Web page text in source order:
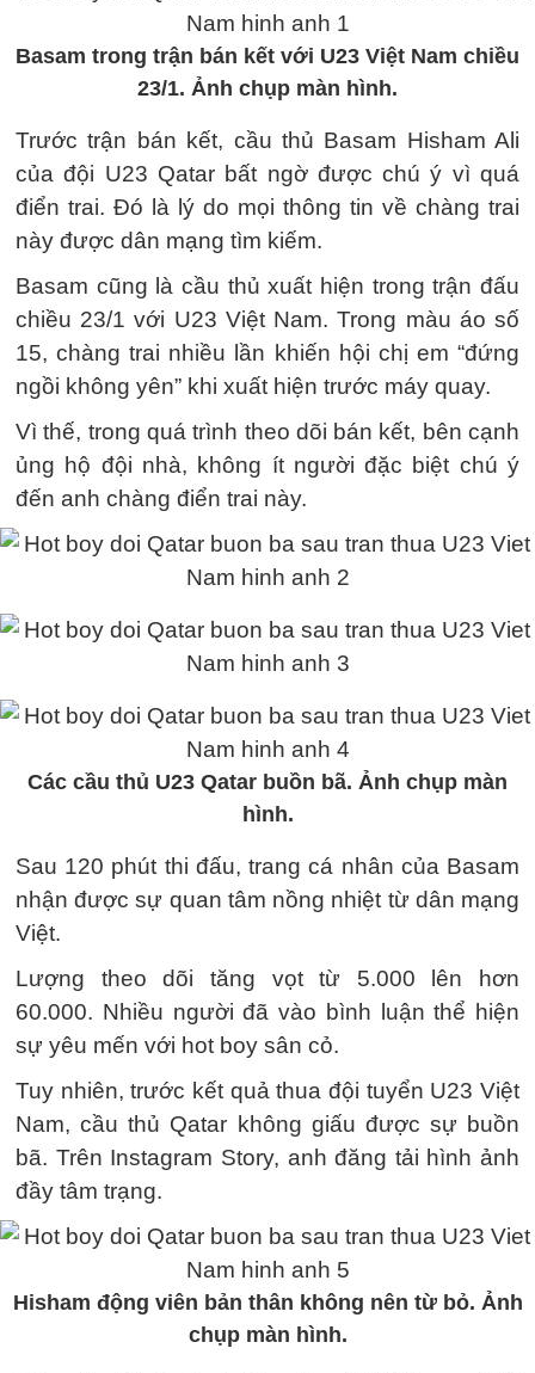
Basam trong trận bán kết với U23 Việt Nam chiều
23/1. Ảnh chụp màn hình.
Trước trận bán kết, cầu thủ Basam Hisham Ali
của đội U23 Qatar bất ngờ được chú ý vì quá
điển trai. Đó là lý do mọi thông tin về chàng trai
này được dân mạng tìm kiếm.
Basam cũng là cầu thủ xuất hiện trong trận đấu
chiều 23/1 với U23 Việt Nam. Trong màu áo số
15, chàng trai nhiều lần khiến hội chị em “đứng
ngồi không yên” khi xuất hiện trước máy quay.
Vì thế, trong quá trình theo dõi bán kết, bên cạnh
ủng hộ đội nhà, không ít người đặc biệt chú ý
đến anh chàng điển trai này.
Các cầu thủ U23 Qatar buồn bã. Ảnh chụp màn
hình.
Sau 120 phút thi đấu, trang cá nhân của Basam
nhận được sự quan tâm nồng nhiệt từ dân mạng
Việt.
Lượng theo dõi tăng vọt từ 5.000 lên hơn
60.000. Nhiều người đã vào bình luận thể hiện
sự yêu mến với hot boy sân cỏ.
Tuy nhiên, trước kết quả thua đội tuyển U23 Việt
Nam, cầu thủ Qatar không giấu được sự buồn
bã. Trên Instagram Story, anh đăng tải hình ảnh
đầy tâm trạng.
Hisham động viên bản thân không nên từ bỏ. Ảnh
chụp màn hình.